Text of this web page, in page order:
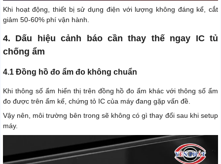
Khi hoạt động, thiết bị sử dụng điện với lượng không đáng kể, cắt
giảm 50-60% phí vận hành.
4. Dấu hiệu cảnh báo cần thay thế ngay IC tủ
chống ẩm
4.1 Đồng hồ đo ẩm đo không chuẩn
Khi thông số ẩm hiển thị trên đồng hồ đo ẩm khác với thông số ẩm
đo được trên ẩm kế, chứng tỏ IC của máy đang gặp vấn đề.
Vậy nên, môi trường bên trong sẽ không có gì thay đổi sau khi setup
máy.